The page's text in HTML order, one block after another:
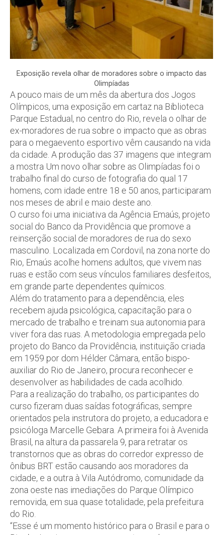
Exposição revela olhar de moradores sobre o impacto das
Olimpíadas
A pouco mais de um mês da abertura dos Jogos
Olímpicos, uma exposição em cartaz na Biblioteca
Parque Estadual, no centro do Rio, revela o olhar de
ex-moradores de rua sobre o impacto que as obras
para o megaevento esportivo vêm causando na vida
da cidade. A produção das 37 imagens que integram
a mostra Um novo olhar sobre as Olimpíadas foi o
trabalho final do curso de fotografia do qual 17
homens, com idade entre 18 e 50 anos, participaram
nos meses de abril e maio deste ano.
O curso foi uma iniciativa da Agência Emaús, projeto
social do Banco da Providência que promove a
reinserção social de moradores de rua do sexo
masculino. Localizada em Cordovil, na zona norte do
Rio, Emaús acolhe homens adultos, que vivem nas
ruas e estão com seus vínculos familiares desfeitos,
em grande parte dependentes químicos.
Além do tratamento para a dependência, eles
recebem ajuda psicológica, capacitação para o
mercado de trabalho e treinam sua autonomia para
viver fora das ruas. A metodologia empregada pelo
projeto do Banco da Providência, instituição criada
em 1959 por dom Hélder Câmara, então bispo-
auxiliar do Rio de Janeiro, procura reconhecer e
desenvolver as habilidades de cada acolhido.
Para a realização do trabalho, os participantes do
curso fizeram duas saídas fotográficas, sempre
orientados pela instrutora do projeto, a educadora e
psicóloga Marcelle Gebara. A primeira foi à Avenida
Brasil, na altura da passarela 9, para retratar os
transtornos que as obras do corredor expresso de
ônibus BRT estão causando aos moradores da
cidade, e a outra à Vila Autódromo, comunidade da
zona oeste nas imediações do Parque Olímpico
removida, em sua quase totalidade, pela prefeitura
do Rio.
“Esse é um momento histórico para o Brasil e para o